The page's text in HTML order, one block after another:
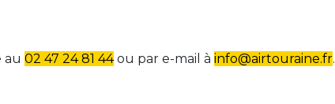
au 02 47 24 81 44ou par e-mail à info@airtouraine.fr.